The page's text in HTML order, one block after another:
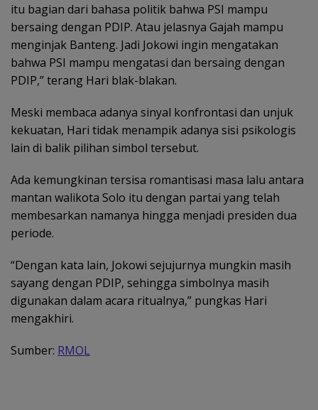
itu bagian dari bahasa politik bahwa PSI mampu
bersaing dengan PDIP. Atau jelasnya Gajah mampu
menginjak Banteng. Jadi Jokowi ingin mengatakan
bahwa PSI mampu mengatasi dan bersaing dengan
PDIP,” terang Hari blak-blakan.
Meski membaca adanya sinyal konfrontasi dan unjuk
kekuatan, Hari tidak menampik adanya sisi psikologis
lain di balik pilihan simbol tersebut.
Ada kemungkinan tersisa romantisasi masa lalu antara
mantan walikota Solo itu dengan partai yang telah
membesarkan namanya hingga menjadi presiden dua
periode.
“Dengan kata lain, Jokowi sejujurnya mungkin masih
sayang dengan PDIP, sehingga simbolnya masih
digunakan dalam acara ritualnya,” pungkas Hari
mengakhiri.
Sumber: RMOL